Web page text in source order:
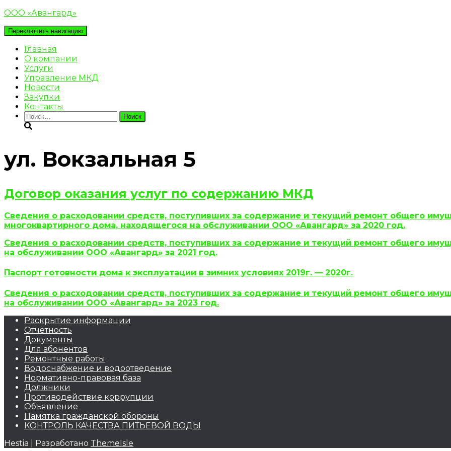
ООО «Авангард»
Переключить навигацию
Главная
О компании
Услуги
Управление МКД
Новости
Закупки
Контакты
Найти:
ул. Вокзальная 5
Договор оказания услуг по содержанию МКД
Сведения о расходовании средств, поступивших за содержание и текущий ремонт общего
многоквартирного дома, находящегося на обслуживании ООО «Авангард» за 2020 год.
Сведения о расходовании средств, поступивших за содержание и текущий ремонт общего
на обслуживании ООО «Авангард» за 2021 год.
Паспорт готовности дома к эксплуатации в зимних условиях 2019г. — 2020г.
Сведения о расходовании средств, поступивших за содержание и текущий ремонт общего
на обслуживании ООО «Авангард» за 2023 год.
Раскрытие информации
Отчётность
Документы
Для абонентов
Ремонтные работы
Водоснабжение и водоотведение
Нормативно-правовая база
Должники
Противодействие коррупции
Объявление
Памятка гражданской обороны
КОНТРОЛЬ КАЧЕСТВА ПИТЬЕВОЙ ВОДЫ
Hestia | Разработано ThemeIsle